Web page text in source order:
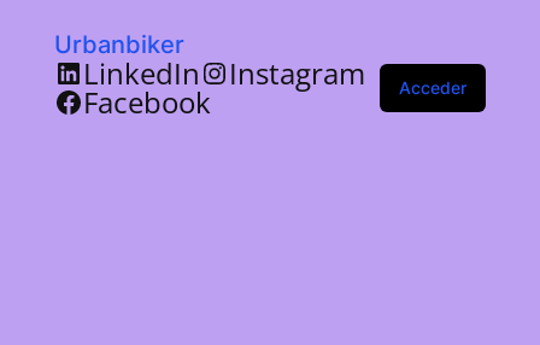
Urbanbiker
LinkedIn Instagram
Facebook Acceder